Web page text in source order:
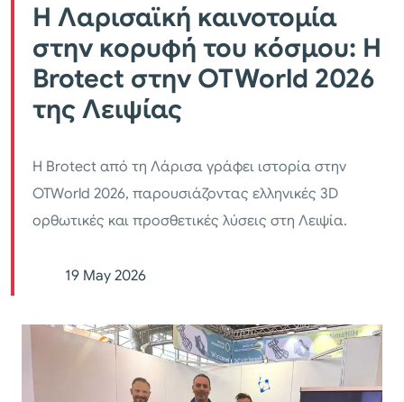
Η Λαρισαϊκή καινοτομία
στην κορυφή του κόσμου: Η
Brotect στην OTWorld 2026
της Λειψίας
Η Brotect από τη Λάρισα γράφει ιστορία στην
OTWorld 2026, παρουσιάζοντας ελληνικές 3D
ορθωτικές και προσθετικές λύσεις στη Λειψία.
19 May 2026